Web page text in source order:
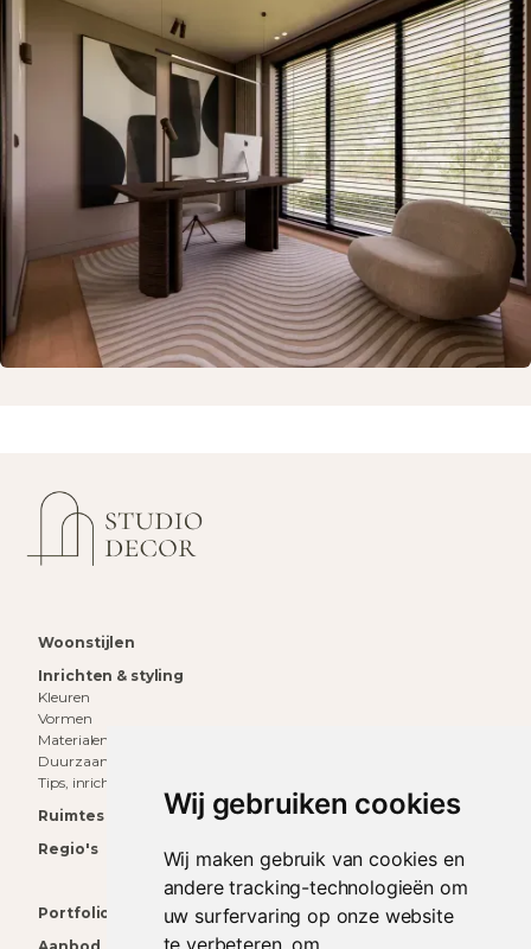
Wij gebruiken cookies
Wij maken gebruik van cookies en
andere tracking-technologieën om
uw surfervaring op onze website
te verbeteren, om
Woonstijlen
Inrichten & styling
Kleuren
Vormen
Materialen
Duurzaam wonen
Tips, inrichting & inspiratie
Ruimtes
Regio's
Portfolio